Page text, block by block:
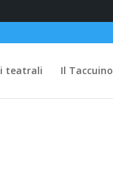
teatrali Il Taccuino